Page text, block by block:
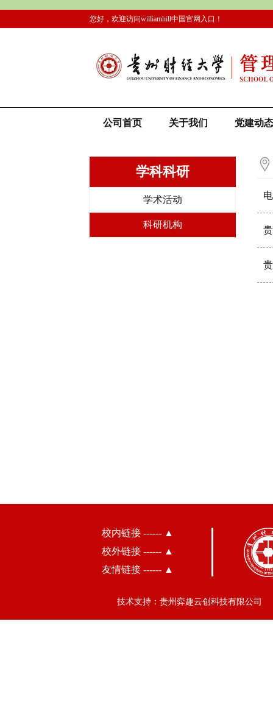
您好，欢迎访问williamhill中国官网入口！
公司首页 关于我们 党建动态
学科科研
学术活动
科研机构
校内链接 ------ ▲
校外链接 ------ ▲
友情链接 ------ ▲
技术支持：贵州弈趣云创科技有限公司